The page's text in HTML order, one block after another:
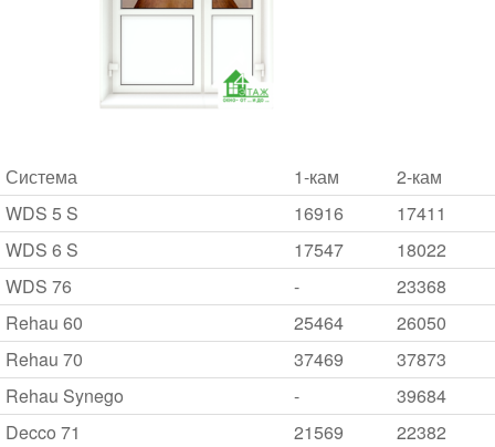
Система 1-кам
2-кам
WDS 5 S
16916
17411
WDS 6 S
17547
18022
WDS 76
-
23368
Rehau 60
25464
26050
Rehau 70
37469
37873
Rehau Synego
-
39684
Decco 71
21569
22382